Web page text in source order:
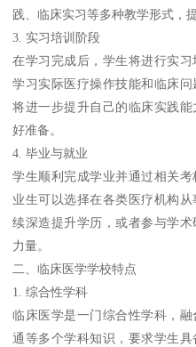
践、临床实习等多种教学形式，
3. 实习培训阶段
在学习完成后，学生将进行实
学习实际医疗操作技能和临床
将进一步提升自己的临床实践
好准备。
4. 毕业与就业
学生顺利完成学业并通过相关
业生可以选择在各类医疗机构
续深造提升学历，或者参与学
力量。
二、临床医学学校特点
1. 综合性学科
临床医学是一门综合性学科，
通等多个学科知识，要求学生